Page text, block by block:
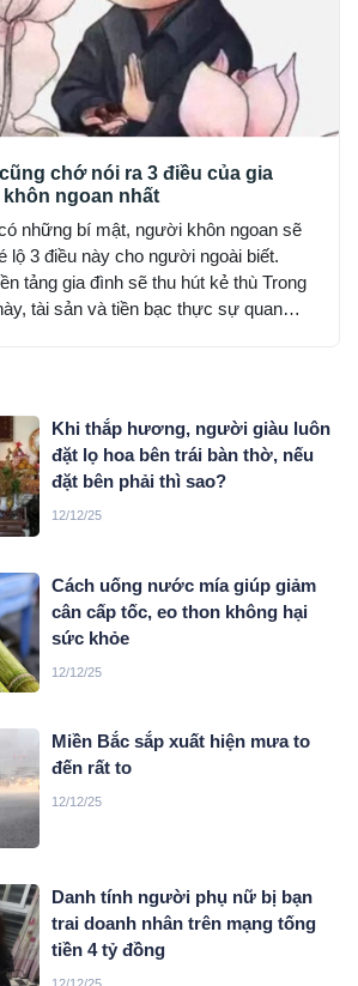
chớ nói ra 3 điều của gia
ngoan nhất
những bí mật, người khôn ngoan sẽ
lộ 3 điều này cho người ngoài biết.
tảng gia đình sẽ thu hút kẻ thù Trong
tài sản và tiền bạc thực sự quan
Khi thắp hương, người giàu luôn
đặt lọ hoa bên trái bàn thờ, nếu
đặt bên phải thì sao?
12/12/25
Cách uống nước mía giúp giảm
cân cấp tốc, eo thon không hại
sức khỏe
12/12/25
Miền Bắc sắp xuất hiện mưa to
đến rất to
12/12/25
Danh tính người phụ nữ bị bạn
trai doanh nhân trên mạng tống
tiền 4 tỷ đồng